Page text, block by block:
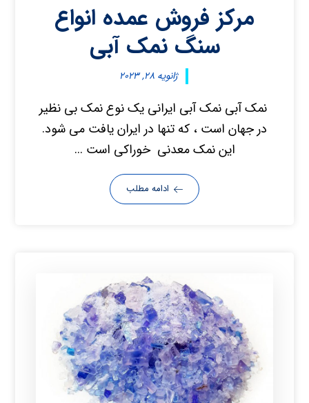
مرکز فروش عمده انواع
سنگ نمک آبی
ژانویه ۲۸, ۲۰۲۳
نمک آبی نمک آبی ایرانی یک نوع نمک بی نظیر
در جهان است ، که تنها در ایران یافت می شود.
این نمک معدنی خوراکی است ...
ادامه مطلب